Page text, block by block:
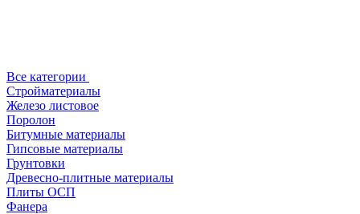
Все категории
Стройматериалы
Железо листовое
Поролон
Битумные материалы
Гипсовые материалы
Грунтовки
Древесно-плитные материалы
Плиты ОСП
Фанера